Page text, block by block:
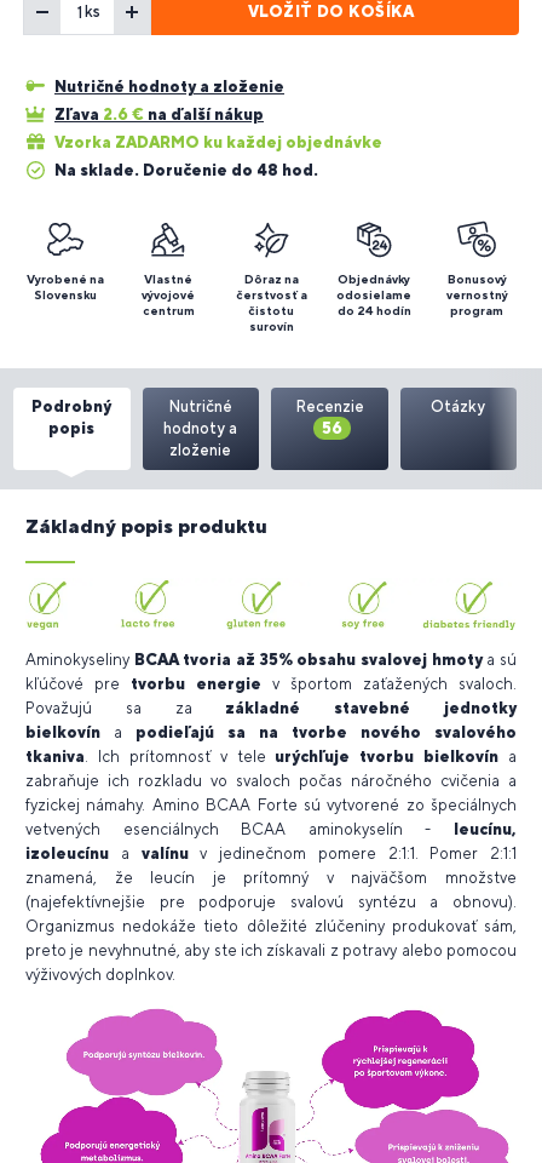
ks VLOŽIŤ DO KOŠÍKA
Nutričné hodnoty a zloženie
Zľava 2.6 € na ďalší nákup
Vzorka ZADARMO ku každej objednávke
Na sklade. Doručenie do 48 hod.
Vyrobené na
Slovensku
Vlastné
vývojové
centrum
Dôraz na
čerstvosť a
čistotu
surovín
Objednávky
odosielame
do 24 hodín
Bonusový
vernostný
program
Podrobný
popis
Nutričné
hodnoty a
zloženie
Recenzie
56
Otázky
Základný popis produktu
Aminokyseliny BCAA tvoria až 35% obsahu svalovej hmotya sú
kľúčové pre tvorbu energie v športom zaťažených svaloch.
Považujú sa za základné stavebné jednotky
bielkovín a podieľajú sa na tvorbe nového svalového
tkaniva. Ich prítomnosť v tele urýchľuje tvorbu bielkovín a
zabraňuje ich rozkladu vo svaloch počas náročného cvičenia a
fyzickej námahy. Amino BCAA Forte sú vytvorené zo špeciálnych
vetvených esenciálnych BCAA aminokyselín -
leucínu,
izoleucínu a valínuv jedinečnom pomere 2:1:1. Pomer 2:1:1
znamená, že leucín je prítomný v najväčšom množstve
(najefektívnejšie pre podporuje svalovú syntézu a obnovu).
Organizmus nedokáže tieto dôležité zlúčeniny produkovať sám,
preto je nevyhnutné, aby ste ich získavali z potravy alebo pomocou
výživových doplnkov.